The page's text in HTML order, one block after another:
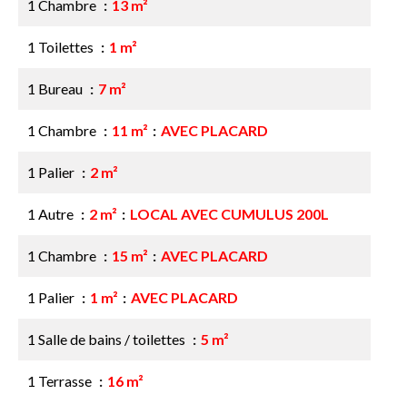
1 Chambre 13 m²
1 Toilettes 1 m²
1 Bureau 7 m²
1 Chambre 11 m² AVEC PLACARD
1 Palier 2 m²
1 Autre 2 m² LOCAL AVEC CUMULUS 200L
1 Chambre 15 m² AVEC PLACARD
1 Palier 1 m² AVEC PLACARD
1 Salle de bains / toilettes 5 m²
1 Terrasse 16 m²